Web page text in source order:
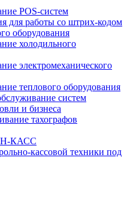
POS-систем
для работы со штрих-кодом
оборудования
холодильного
электромеханического
теплового оборудования
систем
и бизнеса
тахографов
КАСС
кассовой техники под